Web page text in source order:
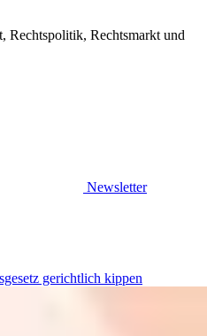
Rechtspolitik, Rechtsmarkt und
Newsletter
gerichtlich kippen